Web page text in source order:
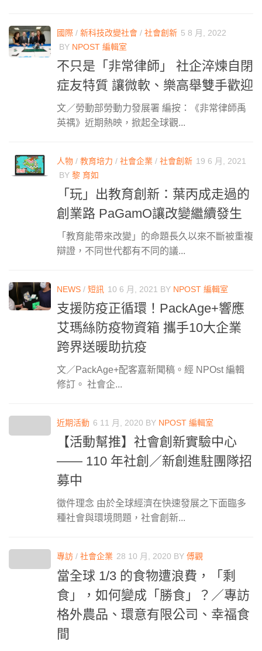
國際 / 新科技改變社會 / 社會創新 5 8 月, 2022
BY NPOST 編輯室
不只是「非常律師」 社企淬煉自閉
症友特質 讓微軟、樂高舉雙手歡迎
文／勞動部勞動力發展署 編按：《非常律師禹
英禑》近期熱映，掀起全球觀...
人物 / 教育培力 / 社會企業 / 社會創新 19 6 月, 2021
BY 黎 育如
「玩」出教育創新：葉丙成走過的
創業路 PaGamO讓改變繼續發生
「教育能帶來改變」的命題長久以來不斷被重複
辯證，不同世代都有不同的議...
NEWS / 短訊 10 6 月, 2021 BY NPOST 編輯室
支援防疫正循環！PackAge+響應
艾瑪絲防疫物資箱 攜手10大企業
跨界送暖助抗疫
文／PackAge+配客嘉新聞稿。經 NPOst 編輯
修訂。 社會企...
近期活動 6 11 月, 2020 BY NPOST 編輯室
【活動幫推】社會創新實驗中心
—— 110 年社創／新創進駐團隊招
募中
徵件理念 由於全球經濟在快速發展之下面臨多
種社會與環境問題，社會創新...
專訪 / 社會企業 28 10 月, 2020 BY 傅觀
當全球 1/3 的食物遭浪費，「剩
食」，如何變成「勝食」？／專訪
格外農品、環意有限公司、幸福食
間